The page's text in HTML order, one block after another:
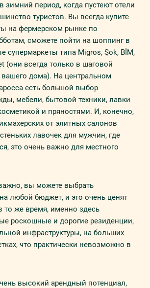
зимний период, когда пустеют отели
туристов. Вы всегда купите
на фермерском рынке по
сможете пойти на шоппинг в
супермаркеты типа Migros, Şok, BİM,
(они всегда только в шаговой
вашего дома). На центральном
есть большой выбор
мебели, бытовой техники, лавки
и пряностями. И, конечно,
от элитных салонов
лавочек для мужчин, где
это очень важно для местного
вы можете выбрать
любой бюджет, и это очень ценят
то же время, именно здесь
роскошные и дорогие резиденции,
инфраструктуры, на больших
что практически невозможно в
высокий арендный потенциал,